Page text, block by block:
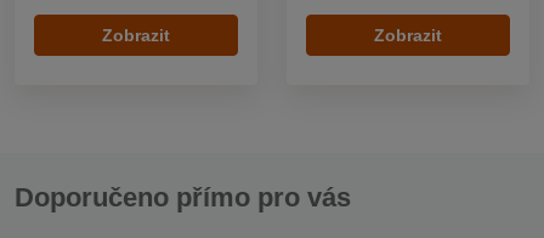
Zobrazit Zobrazit
Doporučeno přímo pro vás